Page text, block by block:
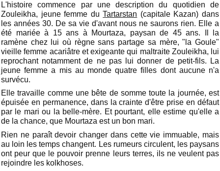
L'histoire commence par une description du quotidien de
Zouleikha, jeune femme duTartarstan (capitale Kazan) dans
les années 30. De sa vie d'avant nous ne saurons rien. Elle a
été mariée à 15 ans à Mourtaza, paysan de 45 ans. Il la
ramène chez lui où règne sans partage sa mère, "la Goule"
vieille femme acariâtre et exigeante qui maltraite Zouleikha, lui
reprochant notamment de ne pas lui donner de petit-fils. La
jeune femme a mis au monde quatre filles dont aucune n'a
survécu.
Elle travaille comme une bête de somme toute la journée, est
épuisée en permanence, dans la crainte d'être prise en défaut
par le mari ou la belle-mère. Et pourtant, elle estime qu'elle a
de la chance, que Mourtaza est un bon mari.
Rien ne paraît devoir changer dans cette vie immuable, mais
au loin les temps changent. Les rumeurs circulent, les paysans
ont peur que le pouvoir prenne leurs terres, ils ne veulent pas
rejoindre les kolkhoses.